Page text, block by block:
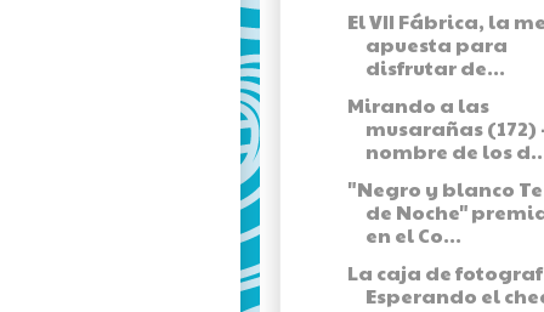
El VII Fábrica, la
apuesta para
disfrutar de...
Mirando a las
musarañas (172)
nombre de los
"Negro y blanco
de Noche"
en el Co...
La caja de
Esperando el